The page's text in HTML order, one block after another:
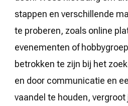
stappen en verschillende
te proberen, zoals online
evenementen of
betrokken te zijn bij het
en door communicatie en
vaandel te houden, vergroot